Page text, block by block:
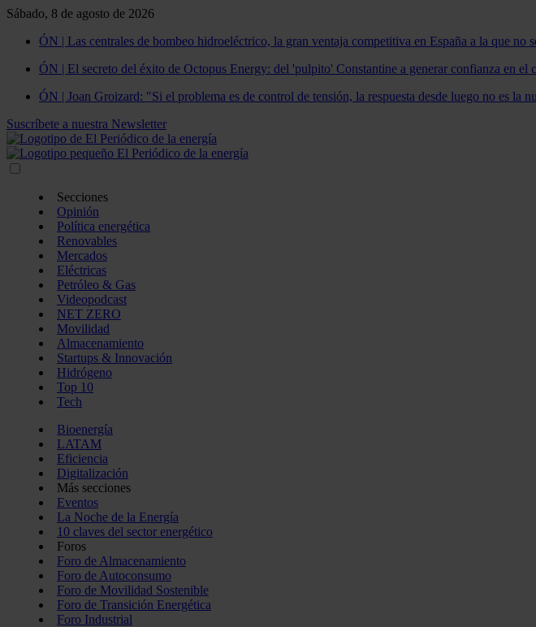
Sábado, 8 de agosto de 2026
ÓN | Las centrales de bombeo hidroeléctrico, la gran ventaja competitiva en España a la que no
ÓN | El secreto del éxito de Octopus Energy: del 'pulpito' Constantine a generar confianza en el
ÓN | Joan Groizard: "Si el problema es de control de tensión, la respuesta desde luego no es la
Suscríbete a nuestra Newsletter
Secciones
Opinión
Política energética
Renovables
Mercados
Eléctricas
Petróleo & Gas
Videopodcast
NET ZERO
Movilidad
Almacenamiento
Startups & Innovación
Hidrógeno
Top 10
Tech
Bioenergía
LATAM
Eficiencia
Digitalización
Más secciones
Eventos
La Noche de la Energía
10 claves del sector energético
Foros
Foro de Almacenamiento
Foro de Autoconsumo
Foro de Movilidad Sostenible
Foro de Transición Energética
Foro Industrial